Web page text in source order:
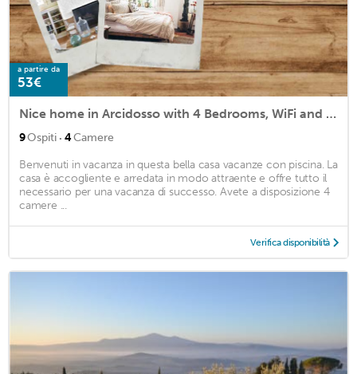
a partire da
53€
Nice home in Arcidosso with 4 Bedrooms, WiFi and Outdoor swimming pool
9Ospiti · 4Camere
Benvenuti in vacanza in questa bella casa vacanze con piscina. La
casa è accogliente e arredata in modo attraente e offre tutto il
necessario per una vacanza di successo. Avete a disposizione 4
camere ...
Verifica disponibilità